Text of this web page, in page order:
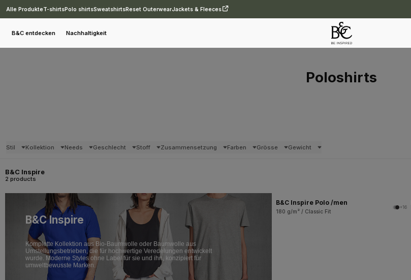
Alle ProdukteT-shirtsPolo shirtsSweatshirtsReset OuterwearJackets & Fleeces
B&C entdecken Nachhaltigkeit
Poloshirts
Stil Kollektion Needs Geschlecht Stoff Zusammensetzung Farben Grösse Gewicht
B&C Inspire
2 products
B&C Inspire
Komplette Kollektion aus Bio-Baumwolle oder Baumwolle aus
Umstellungsbetrieben, die für hochwertige Veredelungen entwickelt
wurde. Moderne Styles ohne Label für sie und ihn, konzipiert für
umweltbewusste Marken.
B&C Inspire Polo /men
180 g/m² / Classic Fit
+16